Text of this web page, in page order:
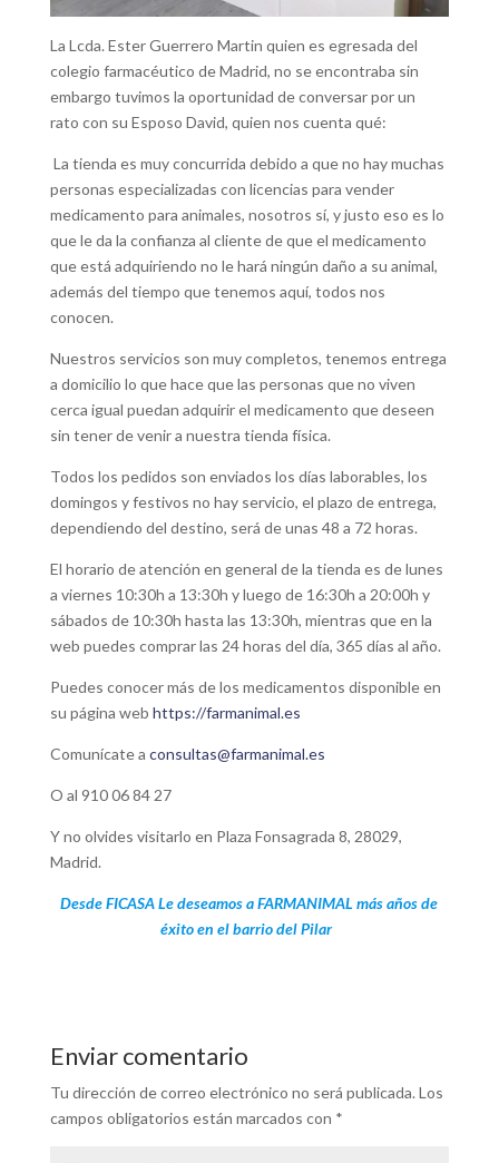
La Lcda. Ester Guerrero Martin quien es egresada del
colegio farmacéutico de Madrid, no se encontraba sin
embargo tuvimos la oportunidad de conversar por un
rato con su Esposo David, quien nos cuenta qué:
La tienda es muy concurrida debido a que no hay muchas
personas especializadas con licencias para vender
medicamento para animales, nosotros sí, y justo eso es lo
que le da la confianza al cliente de que el medicamento
que está adquiriendo no le hará ningún daño a su animal,
además del tiempo que tenemos aquí, todos nos
conocen.
Nuestros servicios son muy completos, tenemos entrega
a domicilio lo que hace que las personas que no viven
cerca igual puedan adquirir el medicamento que deseen
sin tener de venir a nuestra tienda física.
Todos los pedidos son enviados los días laborables, los
domingos y festivos no hay servicio, el plazo de entrega,
dependiendo del destino, será de unas 48 a 72 horas.
El horario de atención en general de la tienda es de lunes
a viernes 10:30h a 13:30h y luego de 16:30h a 20:00h y
sábados de 10:30h hasta las 13:30h, mientras que en la
web puedes comprar las 24 horas del día, 365 días al año.
Puedes conocer más de los medicamentos disponible en
su página web https://farmanimal.es
Comunícate a consultas@farmanimal.es
O al 910 06 84 27
Y no olvides visitarlo en Plaza Fonsagrada 8, 28029,
Madrid.
Desde FICASA Le deseamos a FARMANIMAL más años de
éxito en el barrio del Pilar
Enviar comentario
Tu dirección de correo electrónico no será publicada. Los
campos obligatorios están marcados con *